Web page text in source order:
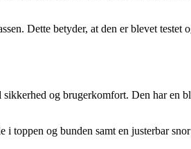
Dette betyder, at den er blevet
og brugerkomfort. Den har en
og bunden samt en justerbar